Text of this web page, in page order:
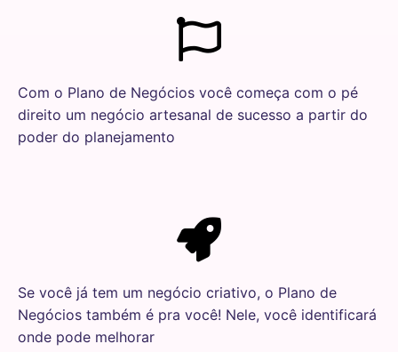
Com o Plano de Negócios você começa com o pé
direito um negócio artesanal de sucesso a partir do
poder do planejamento
Se você já tem um negócio criativo, o Plano de
Negócios também é pra você! Nele, você identificará
onde pode melhorar